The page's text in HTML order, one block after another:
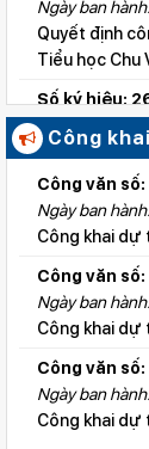
Ngày ban
Quyết định
Tiểu học Chu
Số ký hiệu:
Ngày ban
Quyết định
Tiểu học Lý
Số ký hiệu:
Ngày ban
Quyết định
Tiểu học
Số ký hiệu:
Ngày ban
QĐ cho phép
Số ký hiệu:
Công
Công văn số:
Ngày ban
Công khai dự
Công văn số:
Ngày ban
Công khai dự
Công văn số:
Ngày ban
Công khai dự